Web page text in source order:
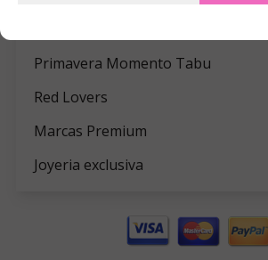
Primavera Momento Tabu
Red Lovers
Marcas Premium
Joyeria exclusiva